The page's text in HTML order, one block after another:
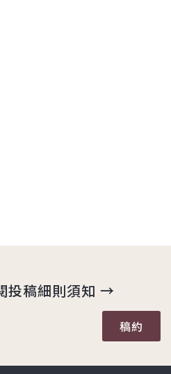
投稿細則須知 →
稿約